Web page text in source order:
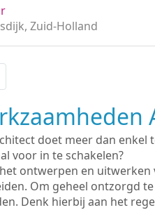
Zuid-Holland
doet meer dan
voor in te schakelen?
ontwerpen en
Om geheel ontzorgd
Denk hierbij aan het